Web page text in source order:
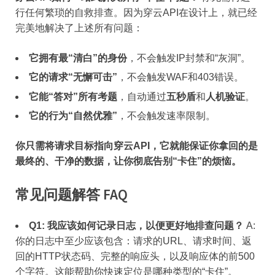
行任何繁琐的自救排查。因为穿云API在设计上，就已经
完美地解决了上述所有问题：
它拥有最“清白”的身份，不会触发IP封禁和“灰洞”。
它的请求“无懈可击” ，不会触发WAF和403错误。
它能“答对”所有考题 ，自动通过五秒盾和 人机验证。
它的行为“自然优雅” ，不会触发速率限制。
你只需将请求目标指向穿云API，它就能保证你拿回的是
最终的、干净的数据，让你彻底告别“卡住”的烦恼。
常见问题解答 FAQ
Q1: 我应该如何记录日志，以便更好地排查问题？ A:
你的日志中至少应该包含：请求的URL、请求时间、返
回的HTTP状态码、完整的响应头，以及响应体的前500
个字符。这能帮助你快速定位是哪种类型的“卡住”。